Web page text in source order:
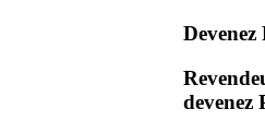
Devenez
devenez